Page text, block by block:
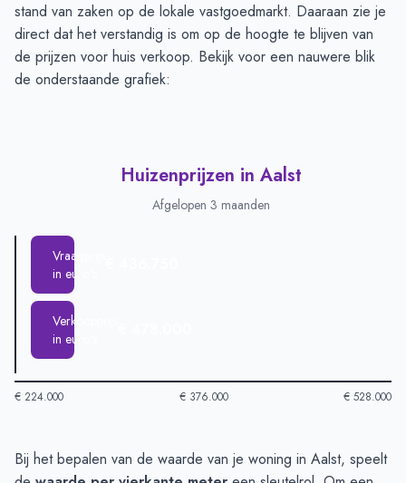
stand van zaken op de lokale vastgoedmarkt. Daaraan zie je
direct dat het verstandig is om op de hoogte te blijven van
de prijzen voor huis verkoop. Bekijk voor een nauwere blik
de onderstaande grafiek:
Huizenprijzen in Aalst
Afgelopen 3 maanden
Vraagprijs
in euro's
Verkoopprijs
in euro's
€ 224.000 € 376.000 € 528.000
Huizenprijzen in Aalst-Afgelopen 3 maanden
Bij het bepalen van de waarde van je woning in Aalst, speelt